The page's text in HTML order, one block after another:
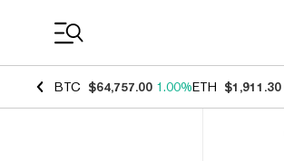
BTC $64,757.00 1.00%ETH $1,911.30